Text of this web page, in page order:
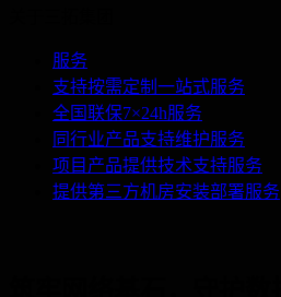
服务
支持按需定制一站式服务
全国联保7×24h服务
同行业产品支持维护服务
项目产品提供技术支持服务
提供第三方机房安装部署服务